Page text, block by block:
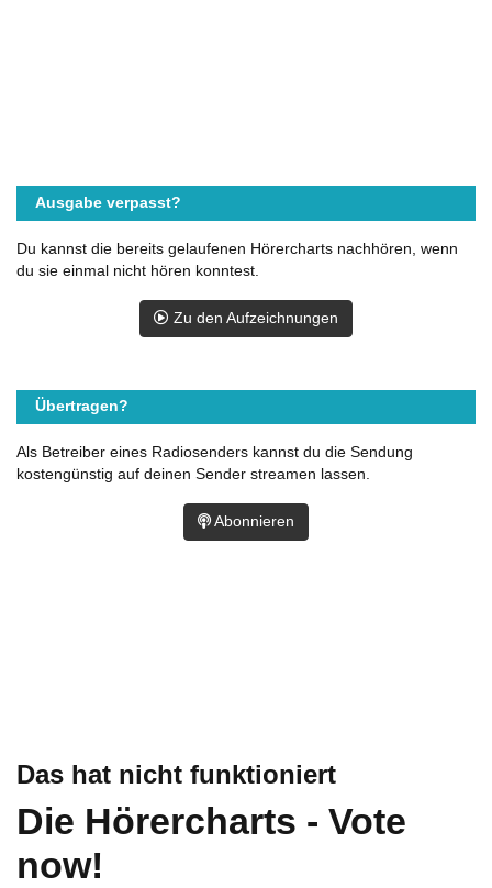
Das hat nicht funktioniert
Die Hörercharts - Vote
now!
Ausgabe verpasst?
Du kannst die bereits gelaufenen Hörercharts nachhören, wenn
du sie einmal nicht hören konntest.
Zu den Aufzeichnungen
Übertragen?
Als Betreiber eines Radiosenders kannst du die Sendung
kostengünstig auf deinen Sender streamen lassen.
Abonnieren